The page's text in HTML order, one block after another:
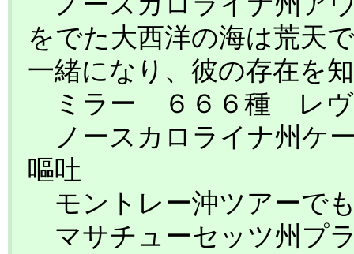
をでた大西洋の海は荒天
一緒になり、彼の存在を
ミラー ６６６種 レ
ノースカロライナ州ケ
嘔吐
モントレー沖ツアーで
マサチューセッツ州プ